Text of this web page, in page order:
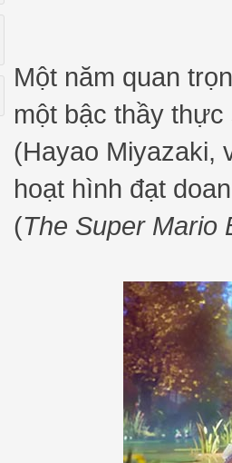
Một năm quan
một bậc thầy
(Hayao Miyazaki,
hoạt hình đạt
(The Super Mario